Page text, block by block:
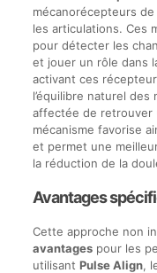
mécanorécepteurs
les articulations. Ces
pour détecter les
et jouer un rôle dans
activant ces
l’équilibre naturel
affectée de retrouver
mécanisme favorise
et permet une
la réduction de la
Avantages
Cette approche non
avantagespour les
utilisant Pulse Align,